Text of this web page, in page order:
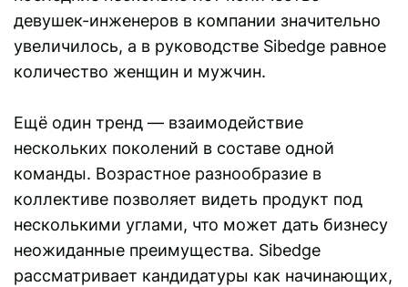
девушек-инженеров в компании значительно
увеличилось, а в руководстве Sibedge равное
количество женщин и мужчин.
Ещё один тренд — взаимодействие
нескольких поколений в составе одной
команды. Возрастное разнообразие в
коллективе позволяет видеть продукт под
несколькими углами, что может дать бизнесу
неожиданные преимущества. Sibedge
рассматривает кандидатуры как начинающих,